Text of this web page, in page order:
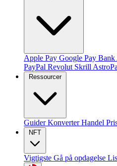
Apple Pay Google Pay Bank
PayPal Revolut Skrill
Ressourcer
GuiderKonverterHandel
NFT
Vigtigste Gå på opdagelse